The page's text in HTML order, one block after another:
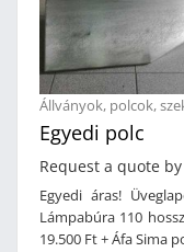
Állványok, polcok,
Egyedi polc
Request a quote
Egyedi áras! Üveglapos polc, 112x35 cm . 35.000 Ft + Áfa
Lámpabúra 110 hosszu . 28.000
19.500 Ft + Áfa Sima